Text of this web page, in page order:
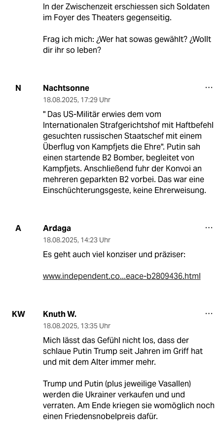
In der Zwischenzeit erschiessen sich Soldaten
im Foyer des Theaters gegenseitig.
Frag ich mich: ¿Wer hat sowas gewählt? ¿Wollt
dir ihr so leben?
N Nachtsonne
18.08.2025, 17:29 Uhr
" Das US-Militär erwies dem vom
Internationalen Strafgerichtshof mit Haftbefehl
gesuchten russischen Staatschef mit einem
Überflug von Kampfjets die Ehre". Putin sah
einen startende B2 Bomber, begleitet von
Kampfjets. Anschließend fuhr der Konvoi an
mehreren geparkten B2 vorbei. Das war eine
Einschüchterungsgeste, keine Ehrerweisung.
A Ardaga
18.08.2025, 14:23 Uhr
Es geht auch viel konziser und präziser:
www.independent.co...eace-b2809436.html
KW Knuth W.
18.08.2025, 13:35 Uhr
Mich lässt das Gefühl nicht los, dass der
schlaue Putin Trump seit Jahren im Griff hat
und mit dem Alter immer mehr.
Trump und Putin (plus jeweilige Vasallen)
werden die Ukrainer verkaufen und und
verraten. Am Ende kriegen sie womöglich noch
einen Friedensnobelpreis dafür.